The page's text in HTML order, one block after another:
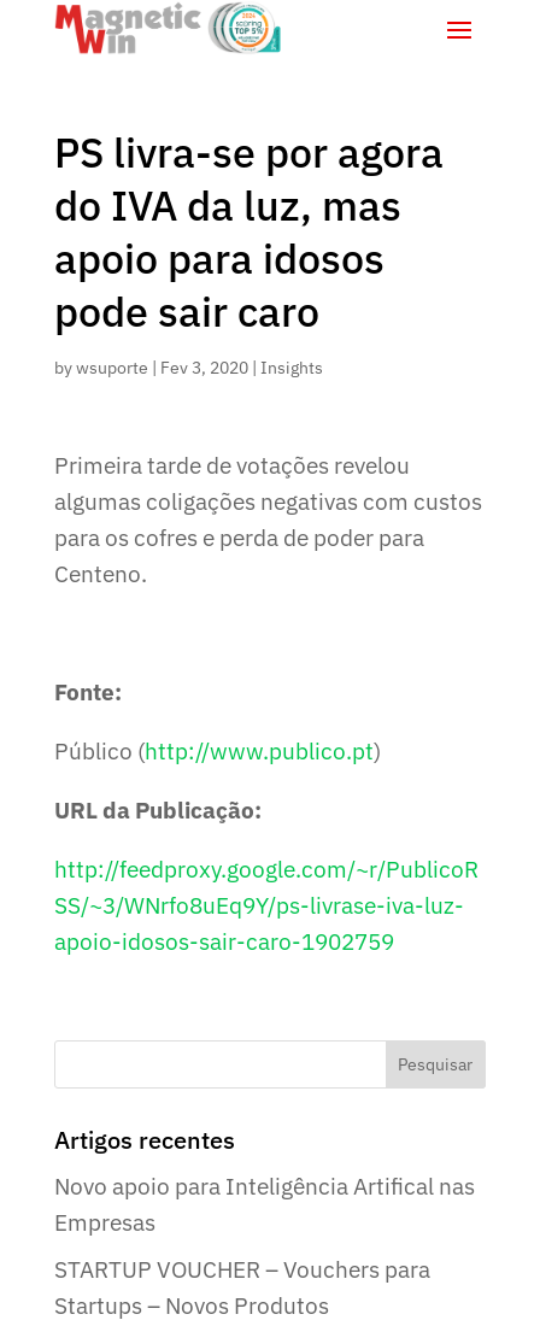
PS livra-se por agora
do IVA da luz, mas
apoio para idosos
pode sair caro
bywsuporte | Fev 3, 2020| Insights
Primeira tarde de votações revelou
algumas coligações negativas com custos
para os cofres e perda de poder para
Centeno.
Fonte:
Público (http://www.publico.pt)
URL da Publicação:
http://feedproxy.google.com/~r/PublicoR
SS/~3/WNrfo8uEq9Y/ps-livrase-iva-luz-
apoio-idosos-sair-caro-1902759
Artigos recentes
Novo apoio para Inteligência Artifical nas
Empresas
STARTUP VOUCHER – Vouchers para
Startups – Novos Produtos